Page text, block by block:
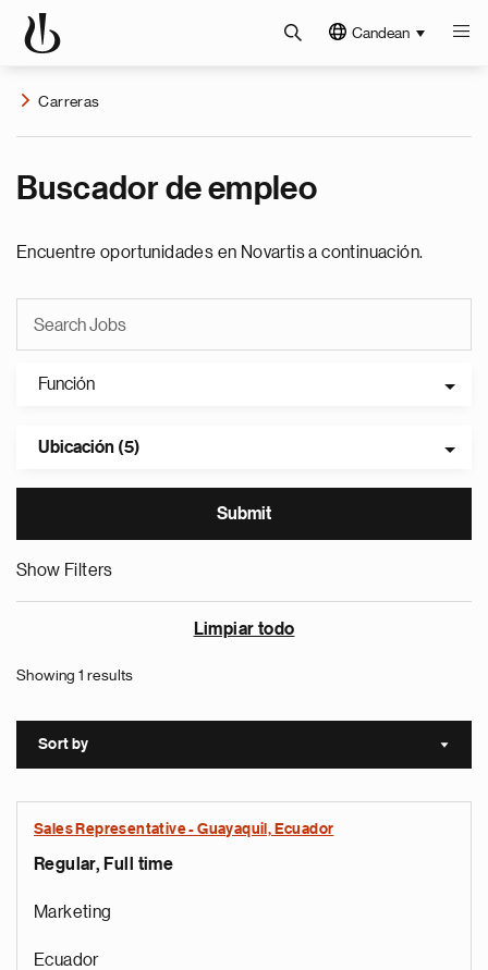
Candean
Carreras
Buscador de empleo
Encuentre oportunidades en Novartis a continuación.
Función
Ubicación (5)
Show Filters
Limpiar todo
Showing 1 results
Sort by Sort
Sales Representative - Guayaquil, Ecuador
Regular, Full time
Marketing
Ecuador